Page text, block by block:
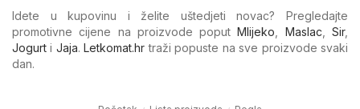
Idete u kupovinu i želite uštedjeti novac? Pregledajte
promotivne cijene na proizvode poputMlijeko Maslac ,Sir,
Jogurt i Jaja.Letkomat.hr traži popuste na sve proizvode svaki
dan.